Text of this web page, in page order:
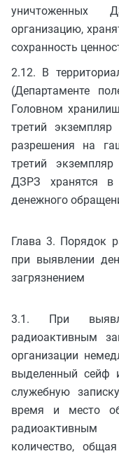
уничтоженных
организацию,
сохранность
2.12. В
(Департаменте
Головном
третий
разрешения на
третий
ДЗРЗ хранятся в
денежного
Глава 3. Порядок
при выявлении
загрязнением
3.1. При
радиоактивным
организации
выделенный сейф
служебную
время и место
количество,